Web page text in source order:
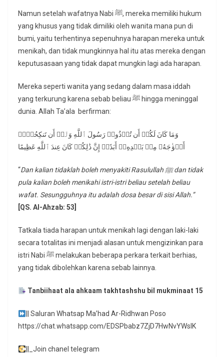
Namun setelah wafatnya Nabi ﷺ, mereka memiliki hukum
yang khusus yang tidak dimiliki oleh wanita mana pun di
bumi, yaitu terhentinya sepenuhnya harapan mereka untuk
menikah, dan tidak mungkinnya hal itu atas mereka dengan
keputusasaan yang tidak dapat mungkin lagi ada harapan.
Mereka seperti wanita yang sedang dalam masa iddah
yang terkurung karena sebab beliau ﷺ hingga meninggal
dunia. Allah Ta’ala berfirman:
وَمَا كَانَ لَكُمۡ أَن تُؤۡذُوا۟ رَسُولَ ٱللَّهِ وَلَاۤ أَن تَنكِحُوۤا۟
أَزۡوَ ٰ⁠جَهُۥ مِنۢ بَعۡدِهِۦۤ أَبَدًاۚ إِنَّ ذَ ٰ⁠لِكُمۡ كَانَ عِندَ ٱللَّهِ عَظِیمًا
“Dan kalian tidaklah boleh menyakiti Rasulullah ﷺ dan tidak
pula kalian boleh menikahi istri-istri beliau setelah beliau
wafat. Sesungguhnya itu adalah dosa besar di sisi Allah.”
[QS. Al-Ahzab: 53]
Tatkala tiada harapan untuk menikah lagi dengan laki-laki
secara totalitas ini menjadi alasan untuk mengizinkan para
istri Nabi ﷺ melakukan beberapa perkara terkait berhias,
yang tidak dibolehkan karena sebab lainnya.
Tanbiihaat ala ahkaam takhtashshu bil mukminaat 15
|| Saluran Whatsap Ma’had Ar-Ridhwan Poso
https://chat.whatsapp.com/EDSPbabz7ZjD7HwNvYWslK
||_Join chanel telegram